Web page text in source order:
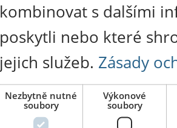
kombinovat s dalšími
poskytli nebo které
jejich služeb. Zásady
Nezbytně nutné
soubory
Výkonové
soubory